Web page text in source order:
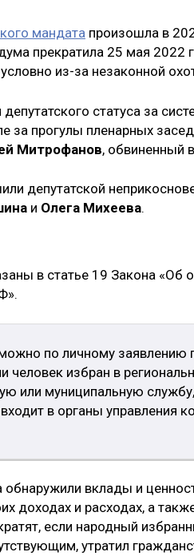
мандата произошла в
прекратила 25 мая 2022
из-за незаконной
статуса за
за прогулы пленарных
Митрофанов, обвиненный
депутатской
и Олега Михеева.
в статье 19 Закона «Об
по личному заявлению
избран в
или муниципальную
в органы управления
обнаружили вклады и
доходах и расходах, а
если народный
утратил